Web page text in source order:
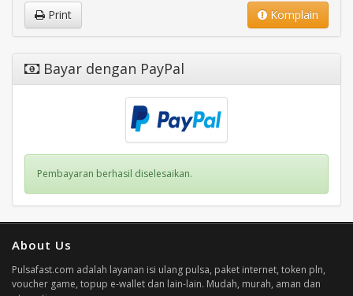
Komplain
Print
Bayar dengan PayPal
Pembayaran berhasil diselesaikan.
About Us
Pulsafast.com adalah layanan isi ulang pulsa, paket internet, token pln,
voucher game, topup e-wallet dan lain-lain. Mudah, murah, aman dan